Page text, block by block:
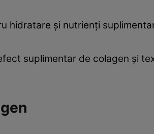
hidratare și nutrienți
suplimentar de colagen și